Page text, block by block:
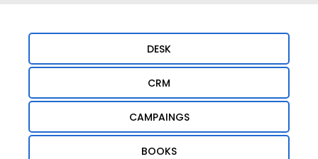
DESK
CRM
CAMPAINGS
BOOKS